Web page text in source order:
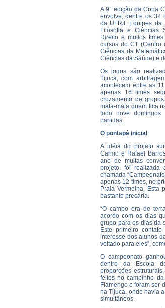
A 9° edição da Copa
envolve, dentre os 32
da UFRJ. Equipes da
Filosofia e Ciências
Direito e muitos
cursos do CT (Centro
Ciências da
Ciências da Saúde) e
Os jogos são
Tijuca, com
acontecem entre as
apenas 16 times
cruzamento de
mata-mata quem fica
todo nove
partidas.
O pontapé inicial
A idéia do projeto
Carmo e Rafael
ano de muitas
projeto, foi realizada
chamada
apenas 12 times, no
Praia Vermelha. Esta
bastante precária.
“O campo era de
acordo com os dias
grupo para os dias da
Este primeiro
interesse dos alunos
voltado para eles”,
O campeonato
dentro da Escola
proporções
feitos no campinho
Flamengo e foram ser
na Tijuca, onde havia
simultâneos.